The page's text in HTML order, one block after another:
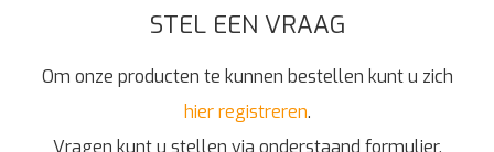
STEL EEN VRAAG
Om onze producten te kunnen bestellen kunt u zich
hier registreren.
Vragen kunt u stellen via onderstaand formulier.